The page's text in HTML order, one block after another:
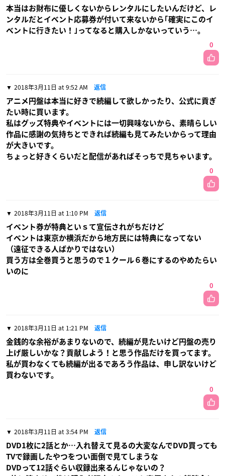
本当はお財布に優しくないからレンタルにしたいんだけど、レ
ンタルだとイベント応募券が付いて来ないから｢確実にこのイ
ベントに行きたい！｣ってなると購入しかないっていう…。
0
2018年3月11日 at 9:52 AM 返信
アニメ円盤は本当に好きで続編して欲しかったり、公式に貢ぎ
たい時に買います。
私はグッズ特典やイベントには一切興味ないから、素晴らしい
作品に感謝の気持ちとできれば続編も見てみたいからって理由
が大きいです。
ちょっと好きくらいだと配信があればそっちで見ちゃいます。
0
2018年3月11日 at 1:10 PM 返信
イベント券が特典といｓて宣伝されがちだけど
イベントは東京か横浜だから地方民には特典になってない
（遠征できる人ばかりではない）
買う方は全巻買うと思うので１クール６巻にするのやめたらい
いのに
0
2018年3月11日 at 1:21 PM 返信
金銭的な余裕があまりないので、続編が見たいけど円盤の売り
上げ厳しいかな？貢献しよう！と思う作品だけを買ってます。
私が買わなくても続編が出るであろう作品は、申し訳ないけど
買わないです。
0
2018年3月11日 at 3:54 PM 返信
DVD1枚に2話とか…入れ替えて見るの大変なんでDVD買っても
TVで録画したやつをつい面倒で見てしまうな
DVDって12話ぐらい収録出来るんじゃないの？